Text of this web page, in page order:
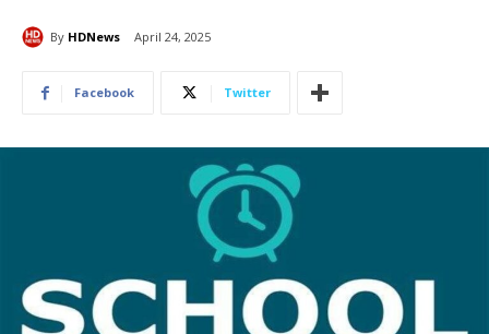
By HDNews April 24, 2025
Facebook Twitter